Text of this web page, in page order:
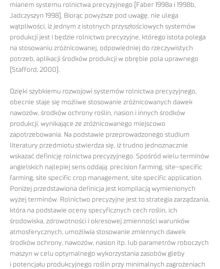
mianem systemu rolnictwa precyzyjnego [Faber 1998a i 1998b,
Jadczyszyn 1998]. Biorąc powyższe pod uwagę, nie ulega
wątpliwości, iż jednym z istotnych przyszłościowych systemów
produkcji jest i będzie rolnictwo precyzyjne, którego istota polega
na stosowaniu zróżnicowanej, odpowiedniej do rzeczywistych
potrzeb, aplikacji środków produkcji w obrębie pola uprawnego
[Stafford, 2000].
Dzięki szybkiemu rozwojowi systemów rolnictwa precyzyjnego,
obecnie staje się możliwe stosowanie zróżnicowanych dawek
nawozów, środków ochrony roślin, nasion i innych środków
produkcji, wynikające ze zróżnicowanego miejscowo
zapotrzebowania. Na podstawie przeprowadzonego studium
literatury przedmiotu stwierdza się, iż trudno jednoznacznie
wskazać definicję rolnictwa precyzyjnego. Spośród wielu terminów
angielskich najlepiej sens oddają: precision farming, site-specific
farming, site specific crop management, site specific application.
Poniżej przedstawiona definicja jest kompilacją wymienionych
wyżej terminów. Rolnictwo precyzyjne jest to strategia zarządzania,
która na podstawie oceny specyficznych cech roślin, ich
środowiska, zdrowotności i okresowej zmienności warunków
atmosferycznych, umożliwia stosowanie zmiennych dawek
środków ochrony, nawozów, nasion itp. lub parametrów roboczych
maszyn w celu optymalnego wykorzystania zasobów gleby
i potencjału produkcyjnego roślin przy minimalnych zagrożeniach